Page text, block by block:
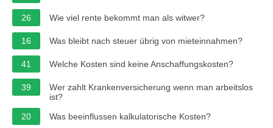
26 Wie viel rente bekommt man als witwer?
16 Was bleibt nach steuer übrig von mieteinnahmen?
41 Welche Kosten sind keine Anschaffungskosten?
39
Wer zahlt Krankenversicherung wenn man arbeitslos
ist?
20
Was beeinflussen kalkulatorische Kosten?